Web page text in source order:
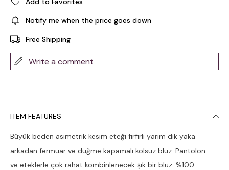
Notify me when the price goes down
Free Shipping
Write a comment
ITEM FEATURES
Büyük beden asimetrik kesim eteği fırfırlı yarım dik yaka
arkadan fermuar ve düğme kapamalı kolsuz bluz. Pantolon
ve eteklerle çok rahat kombinlenecek şık bir bluz. %100